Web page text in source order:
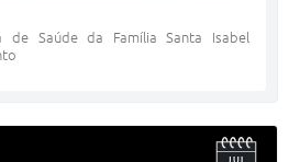
de Saúde da Família Santa Isabel